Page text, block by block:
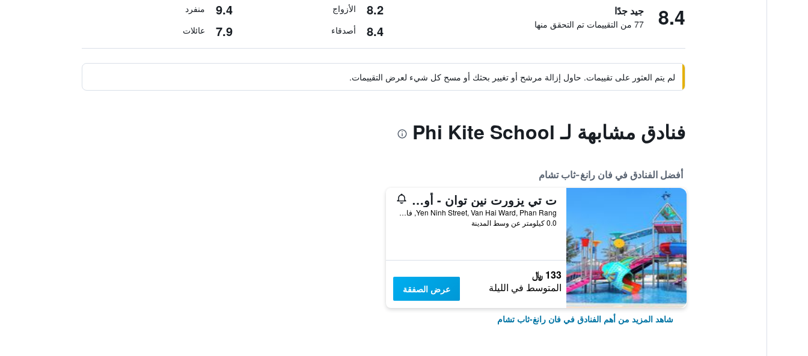
8.4 جيد جدًا
77 من التقييمات تم التحقق منها
8.2 الأزواج 9.4 منفرد
8.4 أصدقاء 7.9 عائلات
لم يتم العثور على تقييمات. حاول إزالة مرشح أو تغيير بحثك أو مسح كل شيء لعرض التقييمات.
فنادق مشابهة لـ Phi Kite School
أفضل الفنادق في فان رانغ-ثاب تشام
ت تي يزورت نين توان - أونليميتد أكسيس تو ووتر بارك
Yen Ninh Street, Van Hai Ward, Phan Rang, فان رانغ-ثاب تشام, فيتنام
0.0 كيلومتر عن وسط المدينة
133 ﷼
المتوسط في الليلة عرض الصفقة
شاهد المزيد من أهم الفنادق في فان رانغ-ثاب تشام